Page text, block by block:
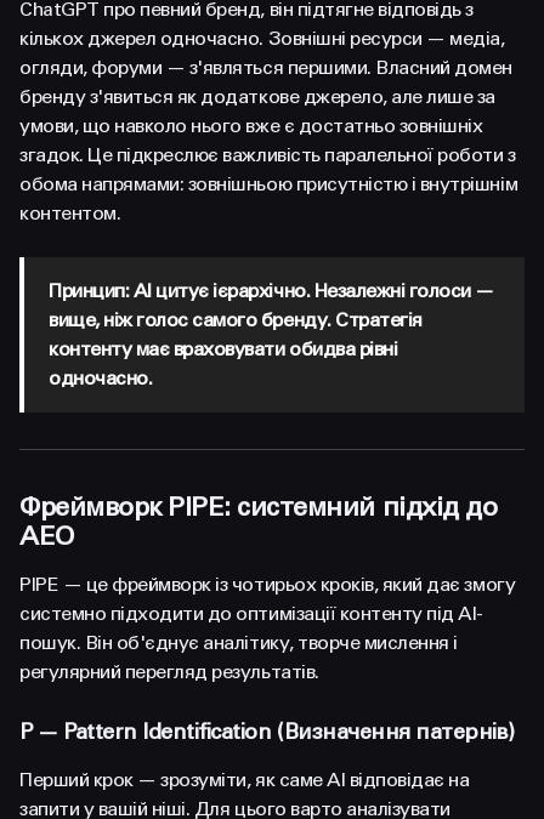
ChatGPT про певний бренд, він підтягне відповідь з
кількох джерел одночасно. Зовнішні ресурси — медіа,
огляди, форуми — з'являться першими. Власний домен
бренду з'явиться як додаткове джерело, але лише за
умови, що навколо нього вже є достатньо зовнішніх
згадок. Це підкреслює важливість паралельної роботи з
обома напрямами: зовнішньою присутністю і внутрішнім
контентом.
Принцип: AI цитує ієрархічно. Незалежні голоси —
вище, ніж голос самого бренду. Стратегія
контенту має враховувати обидва рівні
одночасно.
Фреймворк PIPE: системний підхід до
AEO
PIPE — це фреймворк із чотирьох кроків, який дає змогу
системно підходити до оптимізації контенту під AI-
пошук. Він об'єднує аналітику, творче мислення і
регулярний перегляд результатів.
P — Pattern Identification (Визначення патернів)
Перший крок — зрозуміти, як саме AI відповідає на
запити у вашій ніші. Для цього варто аналізувати